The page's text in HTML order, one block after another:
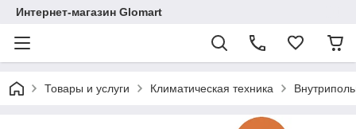
Интернет-магазин Glomart
Товары и услуги Климатическая техника